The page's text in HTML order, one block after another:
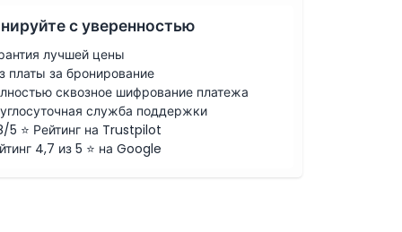
с уверенностью
лучшей цены
платы за бронирование
сквозное шифрование платежа
служба поддержки
5 ⭐ Рейтинг на Trustpilot
4,7 из 5 ⭐ на Google